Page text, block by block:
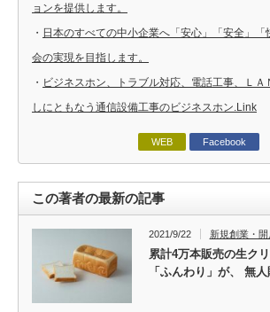
ョンを提供します。
・ 日本のすべての中小企業へ「安心」「安全」「
会の実現を目指します。
・ ビジネスホン、トラブル対応、電話工事、ＬＡ
しにともなう通信設備工事のビジネスホン.Link
WEB Facebook
この著者の最新の記事
2021/9/22 新規創業・開
累計4万本販売の生ク
「ふんわり」が、 無